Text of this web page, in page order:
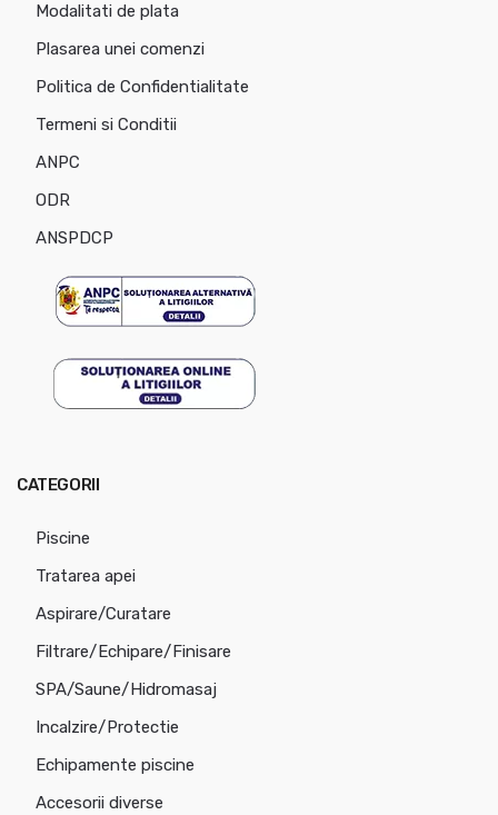
Modalitati de plata
Plasarea unei comenzi
Politica de Confidentialitate
Termeni si Conditii
ANPC
ODR
ANSPDCP
CATEGORII
Piscine
Tratarea apei
Aspirare/Curatare
Filtrare/Echipare/Finisare
SPA/Saune/Hidromasaj
Incalzire/Protectie
Echipamente piscine
Accesorii diverse